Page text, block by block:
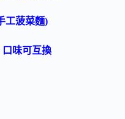
工菠菜麵)
味可互換